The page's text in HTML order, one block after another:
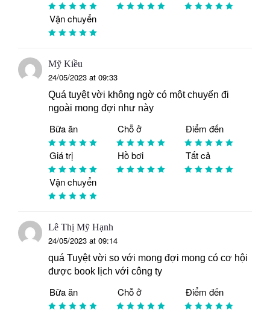
Vận chuyển
Mỹ Kiều
24/05/2023 at 09:33
Quá tuyệt vời không ngờ có một chuyến đi
ngoài mong đợi như này
Bữa ăn Chỗ ở Điểm đến
Giá trị Hồ bơi Tất cả
Vận chuyển
Lê Thị Mỹ Hạnh
24/05/2023 at 09:14
quá Tuyệt vời so với mong đợi mong có cơ hội
được book lịch với công ty
Bữa ăn Chỗ ở Điểm đến